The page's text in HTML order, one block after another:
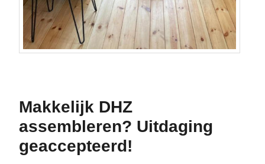
Makkelijk DHZ
assembleren? Uitdaging
geaccepteerd!